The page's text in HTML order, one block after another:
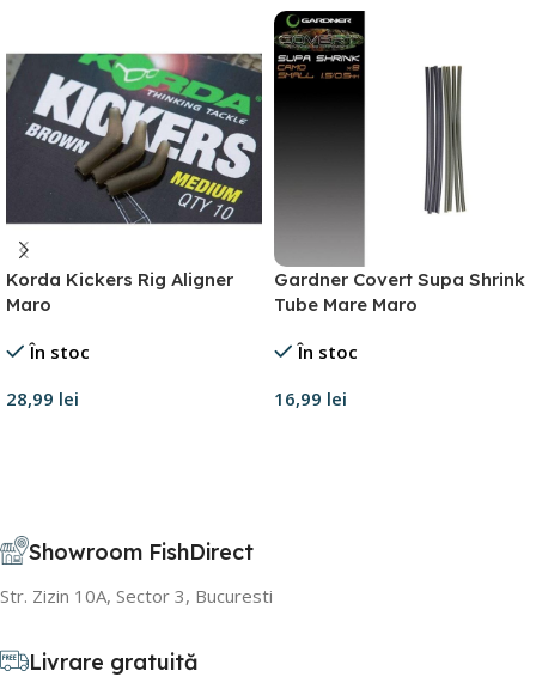
Korda Kickers Rig Aligner
Maro
În stoc
28,99 lei
Gardner Covert Supa Shrink
Tube Mare Maro
În stoc
16,99 lei
Showroom FishDirect
Str. Zizin 10A, Sector 3, Bucuresti
Livrare gratuită